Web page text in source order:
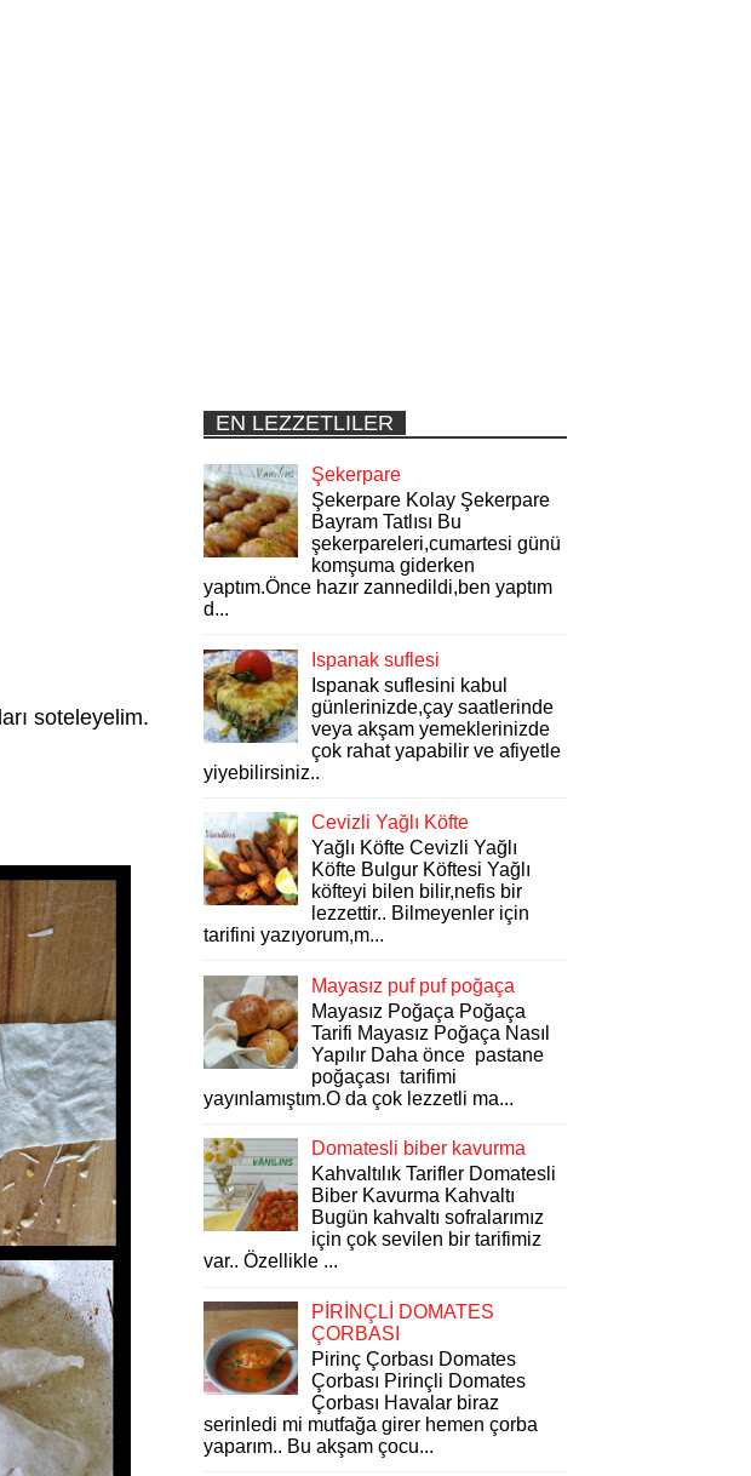
soteleyelim.
EN LEZZETLILER
Şekerpare
Şekerpare Kolay Şekerpare
Bayram Tatlısı Bu
şekerpareleri,cumartesi günü
komşuma giderken
yaptım.Önce hazır zannedildi,ben yaptım
d...
Ispanak suflesi
Ispanak suflesini kabul
günlerinizde,çay saatlerinde
veya akşam yemeklerinizde
çok rahat yapabilir ve afiyetle
yiyebilirsiniz..
Cevizli Yağlı Köfte
Yağlı Köfte Cevizli Yağlı
Köfte Bulgur Köftesi Yağlı
köfteyi bilen bilir,nefis bir
lezzettir.. Bilmeyenler için
tarifini yazıyorum,m...
Mayasız puf puf poğaça
Mayasız Poğaça Poğaça
Tarifi Mayasız Poğaça Nasıl
Yapılır Daha önce pastane
poğaçası tarifimi
yayınlamıştım.O da çok lezzetli ma...
Domatesli biber kavurma
Kahvaltılık Tarifler Domatesli
Biber Kavurma Kahvaltı
Bugün kahvaltı sofralarımız
için çok sevilen bir tarifimiz
var.. Özellikle ...
PİRİNÇLİ DOMATES
ÇORBASI
Pirinç Çorbası Domates
Çorbası Pirinçli Domates
Çorbası Havalar biraz
serinledi mi mutfağa girer hemen çorba
yaparım.. Bu akşam çocu...